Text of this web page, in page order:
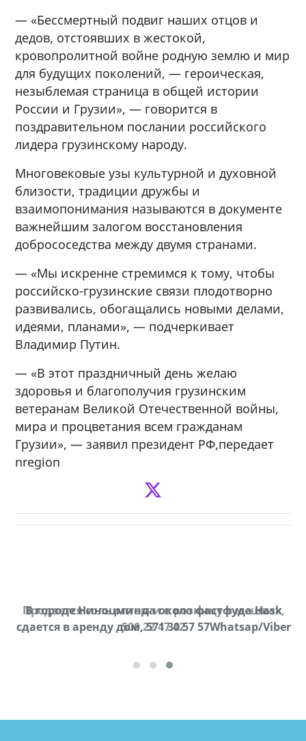
— «Бессмертный подвиг наших отцов и
дедов, отстоявших в жестокой,
кровопролитной войне родную землю и мир
для будущих поколений, — героическая,
незыблемая страница в общей истории
России и Грузии», — говорится в
поздравительном послании российского
лидера грузинскому народу.
Многовековые узы культурной и духовной
близости, традиции дружбы и
взаимопонимания называются в документе
важнейшим залогом восстановления
добрососедства между двумя странами.
— «Мы искренне стремимся к тому, чтобы
российско-грузинские связи плодотворно
развивались, обогащались новыми делами,
идеями, планами», — подчеркивает
Владимир Путин.
— «В этот праздничный день желаю
здоровья и благополучия грузинским
ветеранам Великой Отечественной войны,
мира и процветания всем гражданам
Грузии», — заявил президент РФ,передает
nregion
Продается соль оптом и в розницу в мешках,
500 22 47 42
В городе Ниноцминда около фастфуда Hask
cдается в аренду дом, 571 30 57 57Whatsap/Viber